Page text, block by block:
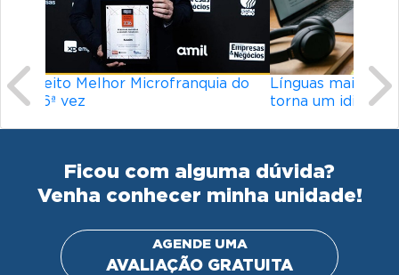
Línguas mais difíceis do mundo: o que
torna um idioma desafiador?
Ficou com alguma dúvida?
Venha conhecer minha unidade!
AGENDE UMA
AVALIAÇÃO GRATUITA